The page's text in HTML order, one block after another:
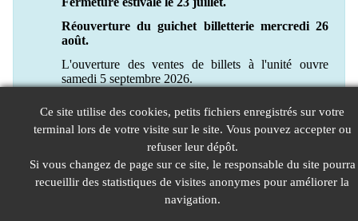
Réouverture du guichet billetterie mercredi 26
août.
L'ouverture des ventes de billets à l'unité ouvre
samedi 5 septembre 2026.
Ce site utilise des cookies, petits fichiers enregistrés sur votre
terminal lors de votre visite sur le site. Vous pouvez accepter ou
refuser leur dépôt.
Si vous changez de page sur ce site, le responsable du site pourra
recueillir des statistiques de visites anonymes pour améliorer la
navigation.